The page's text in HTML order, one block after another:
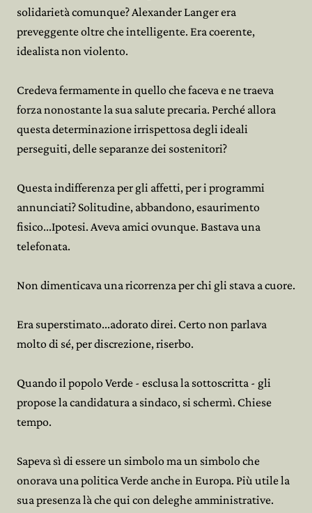
solidarietà comunque? Alexander Langer era
preveggente oltre che intelligente. Era coerente,
idealista non violento.
Credeva fermamente in quello che faceva e ne traeva
forza nonostante la sua salute precaria. Perché allora
questa determinazione irrispettosa degli ideali
perseguiti, delle separanze dei sostenitori?
Questa indifferenza per gli affetti, per i programmi
annunciati? Solitudine, abbandono, esaurimento
fisico...Ipotesi. Aveva amici ovunque. Bastava una
telefonata.
Non dimenticava una ricorrenza per chi gli stava a cuore.
Era superstimato...adorato direi. Certo non parlava
molto di sé, per discrezione, riserbo.
Quando il popolo Verde - esclusa la sottoscritta - gli
propose la candidatura a sindaco, si schermì. Chiese
tempo.
Sapeva sì di essere un simbolo ma un simbolo che
onorava una politica Verde anche in Europa. Più utile la
sua presenza là che qui con deleghe amministrative.